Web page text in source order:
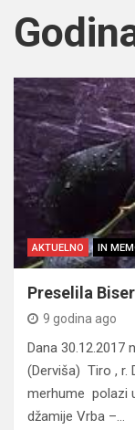
AKTUELNO IN
Preselila
9 godina ago
Dana 30.12.2017
(Derviša) Tiro , r.
merhume polazi
džamije Vrba –…